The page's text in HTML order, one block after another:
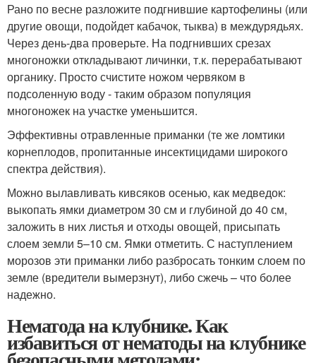
Рано по весне разложите подгнившие картофелины (или
другие овощи, подойдет кабачок, тыква) в междурядьях.
Через день-два проверьте. На подгнивших срезах
многоножки откладывают личинки, т.к. перерабатывают
органику. Просто счистите ножом червяком в
подсоленную воду - таким образом популяция
многоножек на участке уменьшится.
Эффективны отравленные приманки (те же ломтики
корнеплодов, пропитанные инсектицидами широкого
спектра действия).
Можно вылавливать кивсяков осенью, как медведок:
выкопать ямки диаметром 30 см и глубиной до 40 см,
заложить в них листья и отходы овощей, присыпать
слоем земли 5–10 см. Ямки отметить. С наступлением
морозов эти приманки либо разбросать тонким слоем по
земле (вредители вымерзнут), либо сжечь – что более
надежно.
Нематода на клубнике. Как
избавиться от нематоды на клубнике